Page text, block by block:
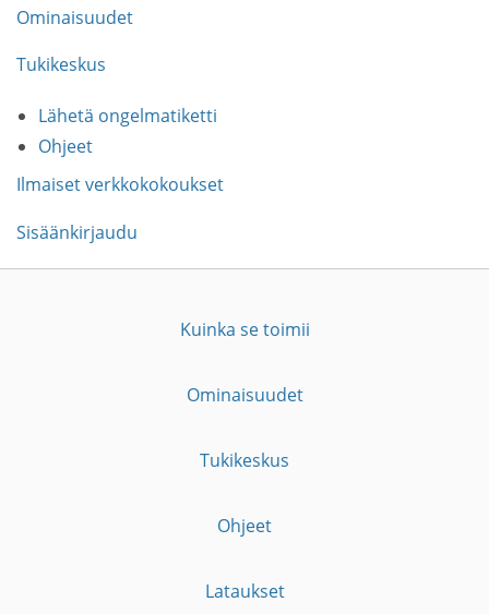
Ominaisuudet
Tukikeskus
Lähetä ongelmatiketti
Ohjeet
Ilmaiset verkkokokoukset
Sisäänkirjaudu
Kuinka se toimii
Ominaisuudet
Tukikeskus
Ohjeet
Lataukset